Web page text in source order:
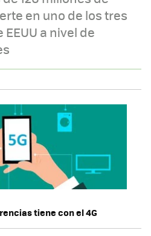
en uno de los tres
a nivel de
tiene con el 4G